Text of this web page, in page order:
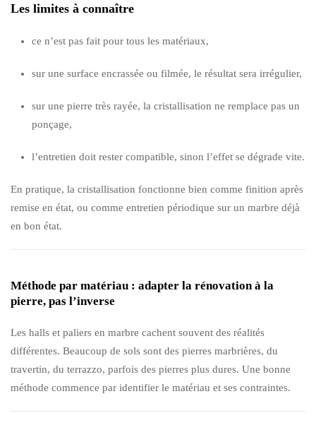
Les limites à connaître
ce n’est pas fait pour tous les matériaux,
sur une surface encrassée ou filmée, le résultat sera irrégulier,
sur une pierre très rayée, la cristallisation ne remplace pas un
ponçage,
l’entretien doit rester compatible, sinon l’effet se dégrade vite.
En pratique, la cristallisation fonctionne bien comme finition après
remise en état, ou comme entretien périodique sur un marbre déjà
en bon état.
Méthode par matériau : adapter la rénovation à la
pierre, pas l’inverse
Les halls et paliers en marbre cachent souvent des réalités
différentes. Beaucoup de sols sont des pierres marbrières, du
travertin, du terrazzo, parfois des pierres plus dures. Une bonne
méthode commence par identifier le matériau et ses contraintes.